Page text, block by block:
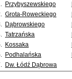
Przybyszewskiego
Grota-Roweckiego
Dąbrowskiego
Tatrzańska
Kossaka
Podhalańska
Dw. Łódź Dąbrowa